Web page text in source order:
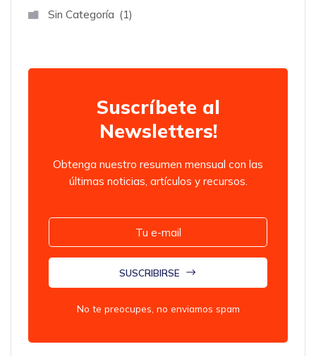
Sin Categoría 1
Suscríbete al
Newsletters!
Obtenga nuestro resumen mensual con las
últimas noticias, artículos y recursos.
SUSCRIBIRSE
No te preocupes, no enviamos spam